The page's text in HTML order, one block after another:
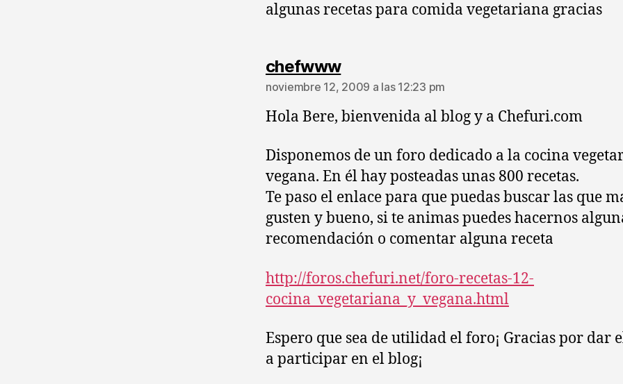
algunas recetas para comida vegetariana gracias
chefwwwdice:
noviembre 12, 2009 a las 12:23 pm
Hola Bere, bienvenida al blog y a Chefuri.com
Disponemos de un foro dedicado a la cocina
vegana. En él hay posteadas unas 800 recetas.
Te paso el enlace para que puedas buscar las que
gusten y bueno, si te animas puedes hacernos
recomendación o comentar alguna receta
http://foros.chefuri.net/foro-recetas-12-
cocina_vegetariana_y_vegana.html
Espero que sea de utilidad el foro¡ Gracias por dar
a participar en el blog¡